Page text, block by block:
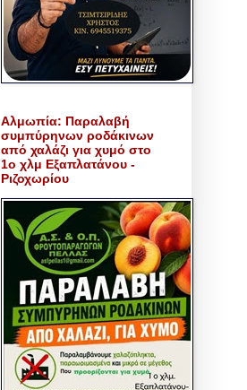
Αλμωπία: Παραλαβή
συμπύρηνων ροδάκινων
από χαλάζι για χυμό στο
1ο χλμ Εξαπλατάνου -
Ριζοχωρίου